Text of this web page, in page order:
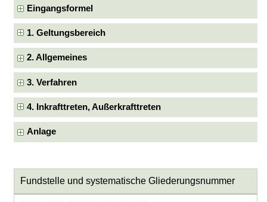
Eingangsformel
1. Geltungsbereich
2. Allgemeines
3. Verfahren
4. Inkrafttreten, Außerkrafttreten
Anlage
Fundstelle und systematische Gliederungsnummer